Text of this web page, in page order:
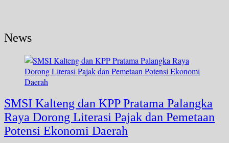
News
SMSI Kalteng dan KPP Pratama Palangka
Raya Dorong Literasi Pajak dan Pemetaan
Potensi Ekonomi Daerah